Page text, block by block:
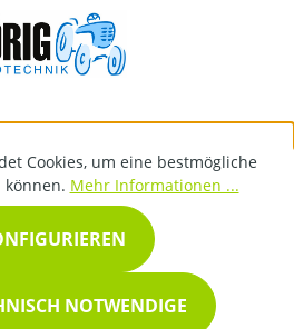
Cookies, um eine bestmögliche
Mehr Informationen ...
NOTWENDIGE